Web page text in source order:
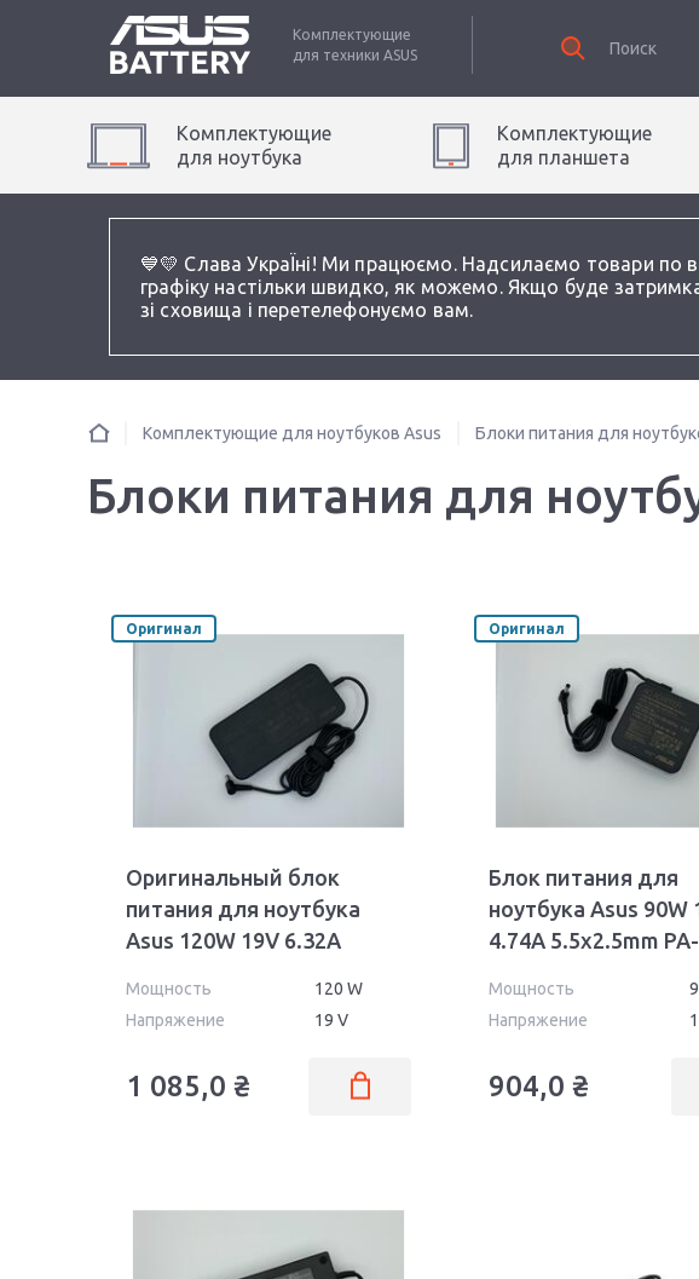
💙💛 Слава УкраЇні! Ми працюємо. Надсилаємо товари по
графіку настільки швидко, як можемо. Якщо буде
зі сховища і перетелефонуємо вам.
Комплектующие
для техники ASUS
Комплектующие
для ноутбука
Комплектующие
для планшета
Комплектующие для ноутбуков Asus Блоки питания для
Блоки питания для
Оригинал
Оригинальный блок
питания для ноутбука
Asus 120W 19V 6.32A
Мощность
120 W
Напряжение
19 V
1 085,0 ₴
Оригинал
Блок питания для
ноутбука Asus 90W
4.74A 5.5x2.5mm
Мощность
Напряжение
904,0 ₴